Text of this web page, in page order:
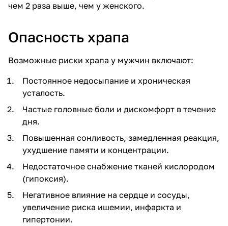
чем 2 раза выше, чем у женского.
Опасность храпа
Возможные риски храпа у мужчин включают:
Постоянное недосыпание и хроническая
усталость.
Частые головные боли и дискомфорт в течение
дня.
Повышенная сонливость, замедленная реакция,
ухудшение памяти и концентрации.
Недостаточное снабжение тканей кислородом
(гипоксия).
Негативное влияние на сердце и сосуды,
увеличение риска ишемии, инфаркта и
гипертонии.